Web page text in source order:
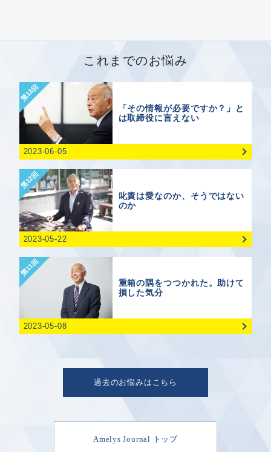
これまでのお悩み
第13回
「その情報が必要ですか？」と
は取締役に言えない
2023-06-05
第12回
叱責は愛なのか、そうではない
のか
2023-05-22
第11回
重箱の隅をつつかれた。助けて
損した気分
2023-05-08
過去のお悩みはこちら
Amelys Journal トップ